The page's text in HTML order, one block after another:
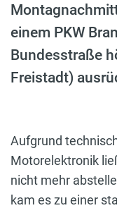
einem PKW
Bundesstraße
Freistadt)
Aufgrund
Motorelektronik
nicht mehr
kam es zu einer